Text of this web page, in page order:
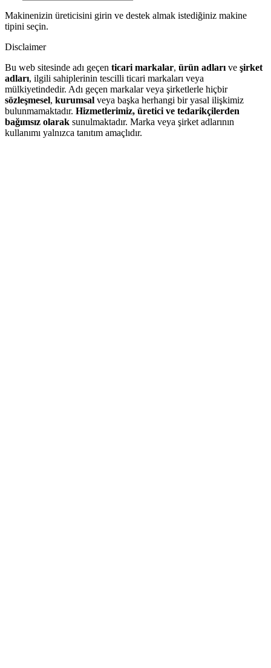
Makinenizin üreticisini girin ve destek almak istediğiniz makine
tipini seçin.
Disclaimer
Bu web sitesinde adı geçen ticari markalar, ürün adları ve şirket
adları, ilgili sahiplerinin tescilli ticari markaları veya
mülkiyetindedir. Adı geçen markalar veya şirketlerle hiçbir
sözleşmesel, kurumsal veya başka herhangi bir yasal ilişkimiz
bulunmamaktadır. Hizmetlerimiz, üretici ve tedarikçilerden
bağımsız olarak sunulmaktadır. Marka veya şirket adlarının
kullanımı yalnızca tanıtım amaçlıdır.